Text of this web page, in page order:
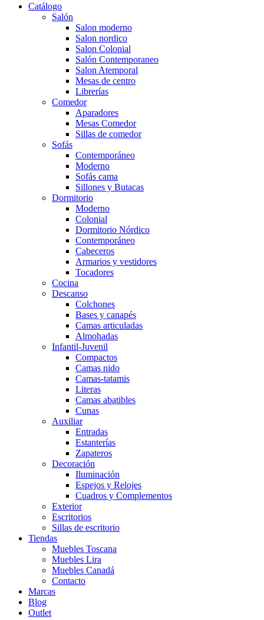
Catálogo
Salón
Salon moderno
Salon nordico
Salon Colonial
Salón Contemporaneo
Salon Atemporal
Mesas de centro
Librerías
Comedor
Aparadores
Mesas Comedor
Sillas de comedor
Sofás
Contemporáneo
Moderno
Sofás cama
Sillones y Butacas
Dormitorio
Moderno
Colonial
Dormitorio Nórdico
Contemporáneo
Cabeceros
Armarios y vestidores
Tocadores
Cocina
Descanso
Colchones
Bases y canapés
Camas articuladas
Almohadas
Infantil-Juvenil
Compactos
Camas nido
Camas-tatamis
Literas
Camas abatibles
Cunas
Auxiliar
Entradas
Estanterías
Zapateros
Decoración
Iluminación
Espejos y Relojes
Cuadros y Complementos
Exterior
Escritorios
Sillas de escritorio
Tiendas
Muebles Toscana
Muebles Lira
Muebles Canadá
Contacto
Marcas
Blog
Outlet